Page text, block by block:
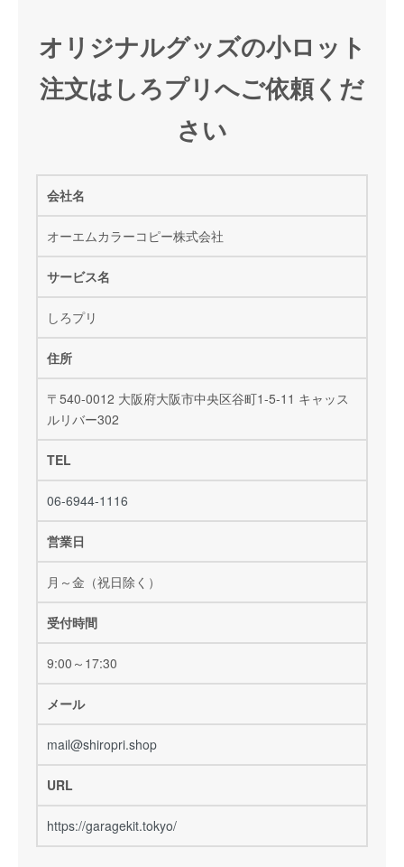
オリジナルグッズの小ロット
注文はしろプリへご依頼くだ
さい
会社名
オーエムカラーコピー株式会社
サービス名
しろプリ
住所
〒540-0012 大阪府大阪市中央区谷町1-5-11 キャッス
ルリバー302
TEL
06-6944-1116
営業日
月～金（祝日除く）
受付時間
9:00～17:30
メール
mail@shiropri.shop
URL
https://garagekit.tokyo/